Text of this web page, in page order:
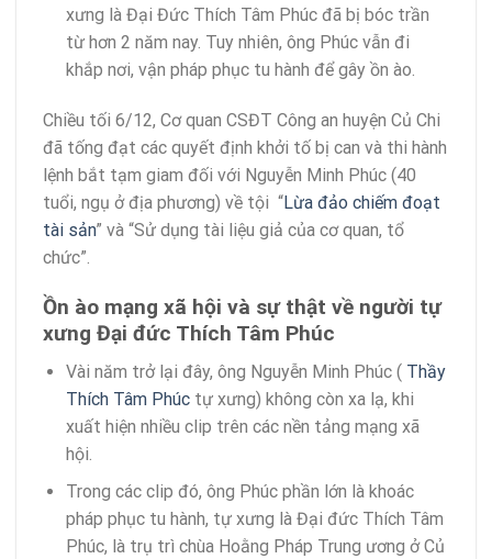
xưng là Đại Đức Thích Tâm Phúc đã bị bóc trần
từ hơn 2 năm nay. Tuy nhiên, ông Phúc vẫn đi
khắp nơi, vận pháp phục tu hành để gây ồn ào.
Chiều tối 6/12, Cơ quan CSĐT Công an huyện Củ Chi
đã tống đạt các quyết định khởi tố bị can và thi hành
lệnh bắt tạm giam đối với Nguyễn Minh Phúc (40
tuổi, ngụ ở địa phương) về tội “Lừa đảo chiếm đoạt
tài sản” và “Sử dụng tài liệu giả của cơ quan, tổ
chức”.
Ồn ào mạng xã hội và sự thật về người tự
xưng Đại đức Thích Tâm Phúc
Vài năm trở lại đây, ông Nguyễn Minh Phúc ( Thầy
Thích Tâm Phúctự xưng) không còn xa lạ, khi
xuất hiện nhiều clip trên các nền tảng mạng xã
hội.
Trong các clip đó, ông Phúc phần lớn là khoác
pháp phục tu hành, tự xưng là Đại đức Thích Tâm
Phúc, là trụ trì chùa Hoằng Pháp Trung ương ở Củ